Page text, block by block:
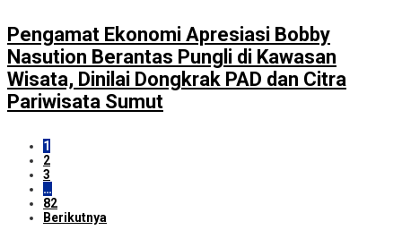
Pengamat Ekonomi Apresiasi Bobby
Nasution Berantas Pungli di Kawasan
Wisata, Dinilai Dongkrak PAD dan Citra
Pariwisata Sumut
1
2
3
…
82
Berikutnya